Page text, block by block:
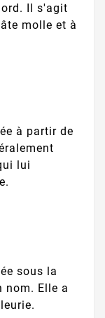
Il s'agit
molle et à
à partir de
lui
sous la
nom. Elle a